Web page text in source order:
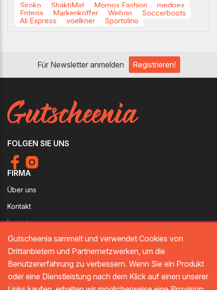
Siroko ShaktiMat Momox Fashion
medpex
Entega
Markenkoffer Webgo
Soccerboots
Ali Express
voelkner Sportolino
Für Newsletter anmelden Registrieren!
FOLGEN SIE UNS
FIRMA
Über uns
Kontakt
Imprint
RECHTLICHES
Datenschutz
Datenschutzrichtlinien
Gutscheenia sammelt und verwendet Cookies von
Drittanbietern und Partnernetzwerken, um die
Benutzererfahrung zu verbessern. Wenn Sie ein Produkt
oder eine Dienstleistung nach dem Klick auf einen unserer